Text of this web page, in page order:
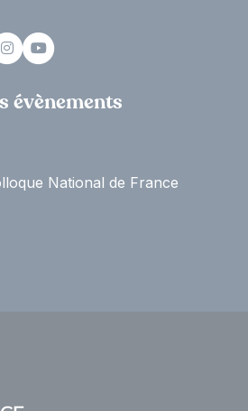
évènements
National de France